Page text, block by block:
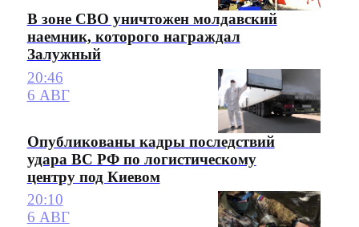
В зоне СВО уничтожен молдавский
наемник, которого награждал
Залужный
20:46
6 АВГ
Опубликованы кадры последствий
удара ВС РФ по логистическому
центру под Киевом
20:10
6 АВГ